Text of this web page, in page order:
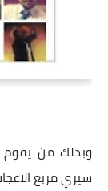
وبذلك من يقوم
سيري مربع